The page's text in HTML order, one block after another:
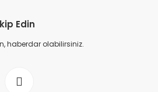
Edin
haberdar olabilirsiniz.